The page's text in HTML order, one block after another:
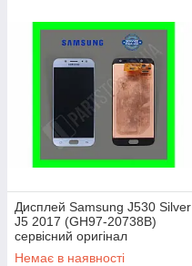
Дисплей Samsung J530 Silver
J5 2017 (GH97-20738B)
сервісний оригінал
(переклеєне скло)
Немає в наявності